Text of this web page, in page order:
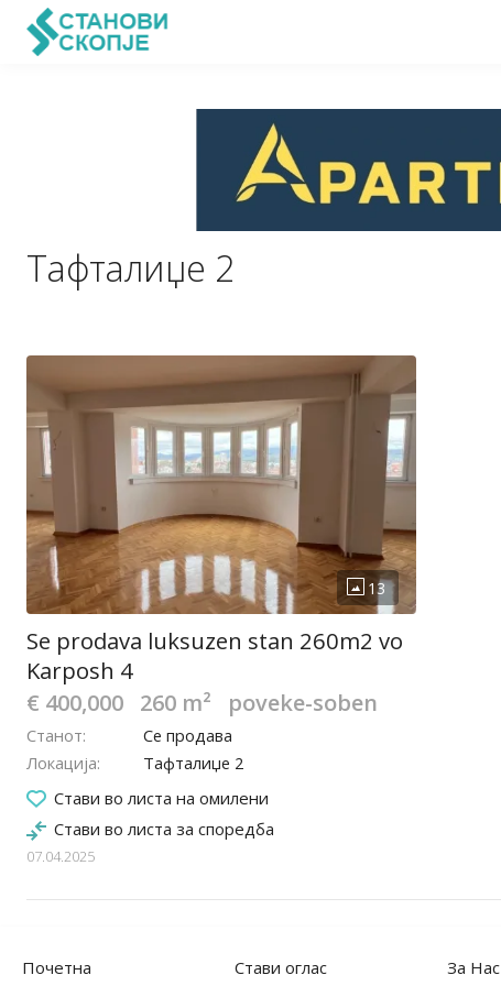
Тафталиџе 2
Se prodava luksuzen stan 260m2 vo
Karposh 4
€ 400,000 260 m² poveke-soben
Станот
Се продава
Локација
Тафталиџе 2
Стави во листа на омилени
Стави во листа за споредба
07.04.2025
Почетна Стави оглас За Нас